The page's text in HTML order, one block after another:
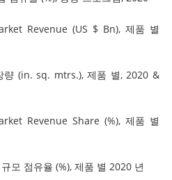
Revenue (US $ Bn), 제품 별
량 (in. sq. mtrs.), 제품 별, 2020 &
Revenue Share (%), 제품 별
모 점유율 (%), 제품 별 2020 년